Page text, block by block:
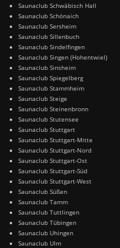
Saunaclub Schwäbisch Hall
Saunaclub Schönaich
Saunaclub Sersheim
Saunaclub Sillenbuch
Saunaclub Sindelfingen
Saunaclub Singen (Hohentwiel)
Saunaclub Sinsheim
Saunaclub Spiegelberg
Saunaclub Stammheim
Saunaclub Steige
Saunaclub Steinenbronn
Saunaclub Stutensee
Saunaclub Stuttgart
Saunaclub Stuttgart-Mitte
Saunaclub Stuttgart-Nord
Saunaclub Stuttgart-Ost
Saunaclub Stuttgart-Süd
Saunaclub Stuttgart-West
Saunaclub Süßen
Saunaclub Tamm
Saunaclub Tuttlingen
Saunaclub Tübingen
Saunaclub Uhingen
Saunaclub Ulm